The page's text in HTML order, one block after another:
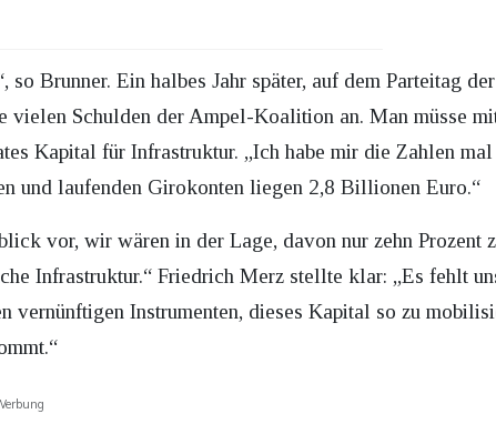
Brunner. Ein halbes Jahr später, auf dem Parteitag
vielen Schulden der Ampel-Koalition an. Man müsse
Kapital für Infrastruktur. „Ich habe mir die Zahlen mal
und laufenden Girokonten liegen 2,8 Billionen Euro.“
vor, wir wären in der Lage, davon nur zehn Prozent
Infrastruktur.“ Friedrich Merz stellte klar: „Es fehlt
vernünftigen Instrumenten, dieses Kapital so zu